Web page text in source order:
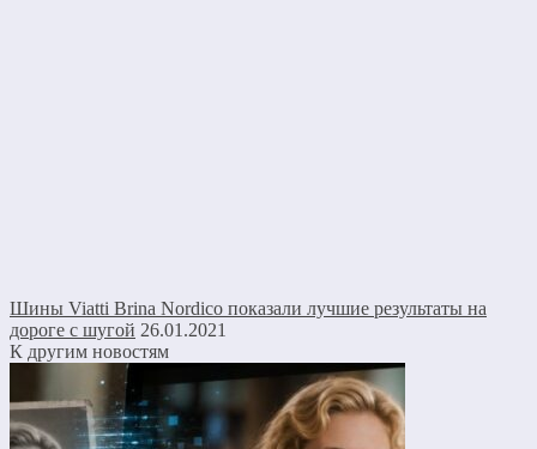
Шины Viatti Brina Nordico показали лучшие результаты на
дороге с шугой 26.01.2021
К другим новостям